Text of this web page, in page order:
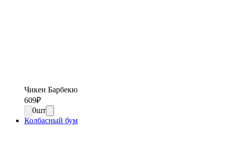
Чикен Барбекю
609₽
0шт
Колбасный бум